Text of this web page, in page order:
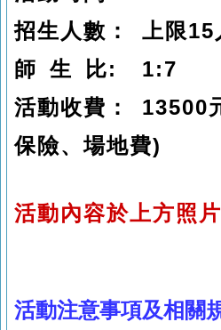
招生人數： 上限15
師 生 比: 1:7
活動收費 ： 13500
保險、場地費)
活動內容於上方照
活動注意事項及相關